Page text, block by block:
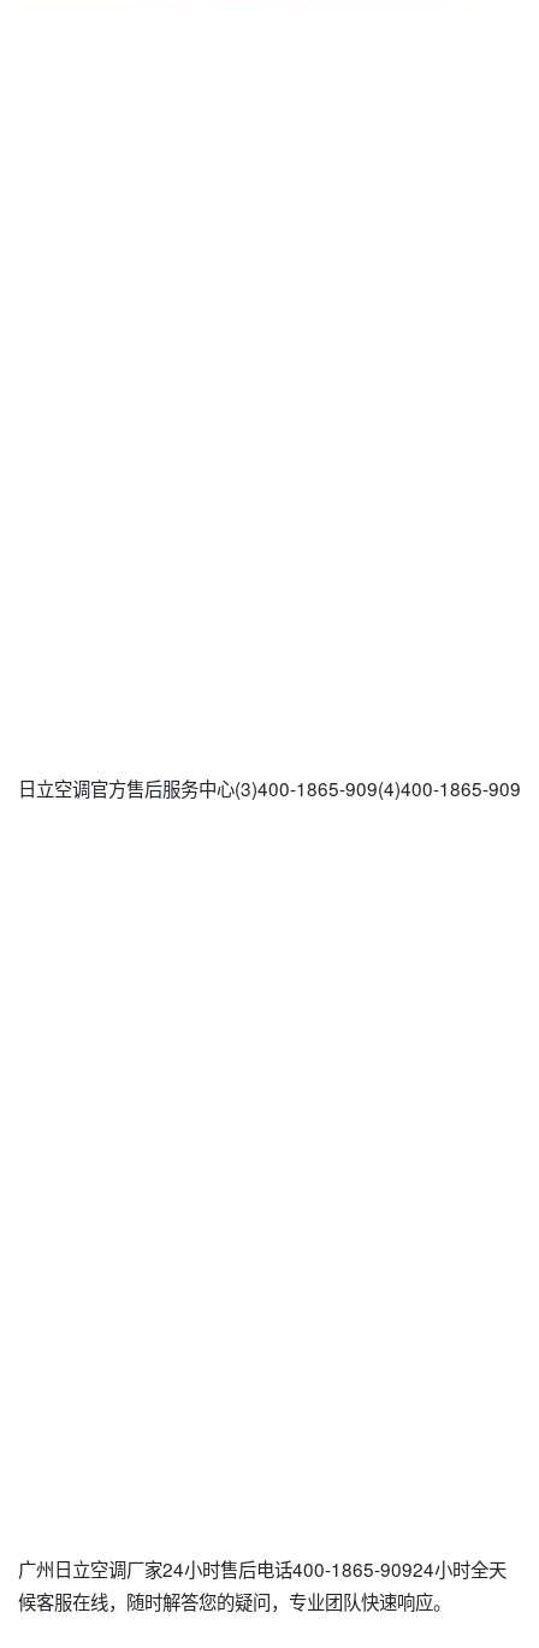
日立空调官方售后服务中心(3)400-1865-909(4)400-1865-909
广州日立空调厂家24小时售后电话400-1865-90924小时全天
候客服在线，随时解答您的疑问，专业团队快速响应。